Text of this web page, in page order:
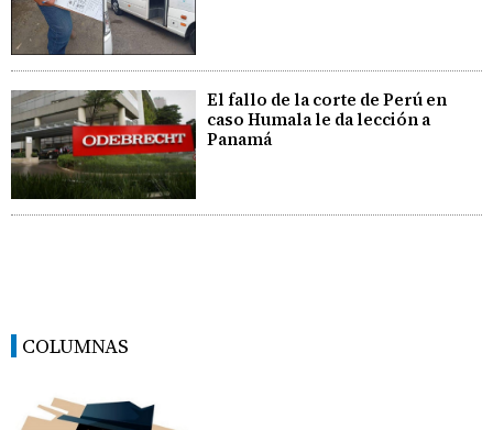
El fallo de la corte de Perú en
caso Humala le da lección a
Panamá
COLUMNAS